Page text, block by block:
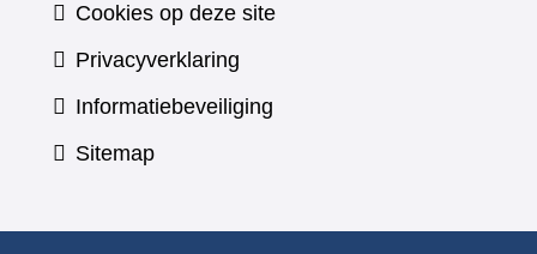
Cookies op deze site
Privacyverklaring
Informatiebeveiliging
Sitemap